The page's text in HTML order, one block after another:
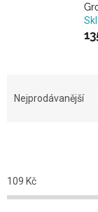
p
r
o
Nejprodávanější
109 Kč